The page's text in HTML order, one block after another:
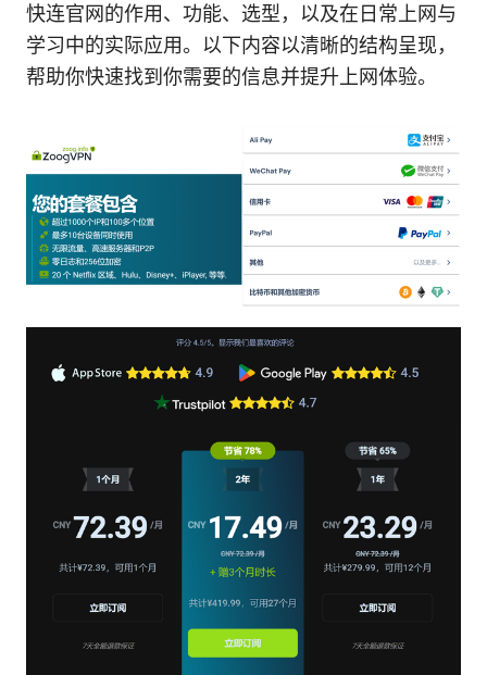
快连官网的作用、功能、选型，以及在日常上网与
学习中的实际应用。以下内容以清晰的结构呈现，
帮助你快速找到你需要的信息并提升上网体验。